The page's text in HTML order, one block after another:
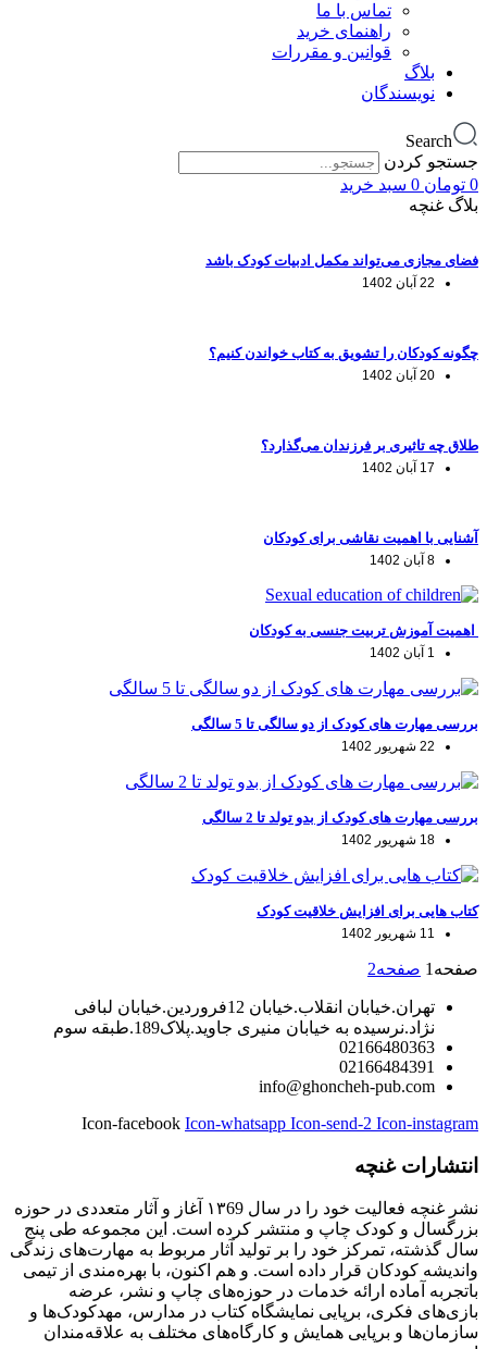
تماس با ما
راهنمای خرید
قوانین و مقررات
بلاگ
نویسندگان
Search
جستجو کردن
0 تومان 0 سبد خرید
بلاگ غنچه
فضای مجازی می‌تواند مکمل ادبیات کودک باشد
22 آبان 1402
چگونه کودکان را تشویق به کتاب خواندن کنیم؟
20 آبان 1402
طلاق چه تاثیری بر فرزندان می‌گذارد؟
17 آبان 1402
آشنایی با اهمیت نقاشی برای کودکان
8 آبان 1402
اهمیت آموزش تربیت جنسی به کودکان
1 آبان 1402
بررسی مهارت های کودک از دو سالگی تا 5 سالگی
22 شهریور 1402
بررسی مهارت های کودک از بدو تولد تا 2 سالگی
18 شهریور 1402
کتاب هایی برای افزایش خلاقیت کودک
11 شهریور 1402
صفحه1 صفحه2
تهران.خیابان انقلاب.خیابان 12فروردین.خیابان لبافی
نژاد.نرسیده به خیابان منیری جاوید.پلاک189.طبقه سوم
02166480363
02166484391
info@ghoncheh-pub.com
Icon-facebook Icon-whatsapp Icon-send-2 Icon-instagram
انتشارات غنچه
نشر غنچه فعالیت خود را در سال ۱۳69 آغاز و‌ آثار متعددی در حوزه‌
بزرگسال و کودک چاپ و منتشر کرده است. این مجموعه طی پنج
سال گذشته، تمرکز خود را بر تولید آثار مربوط به مهارت‌های زندگی
و‌اندیشه‌ کودکان قرار داده است. و هم اکنون، با بهره‌مندی از تیمی
باتجربه آماده‌ ارائه‌ خدمات در حوزه‌های چاپ و نشر، عرضه‌
بازی‌های فکری، برپایی نمایشگاه کتاب در مدارس، مهدکودک‌ها و
سازمان‌ها و برپایی همایش و کارگاه‌های مختلف به علاقه‌مندان